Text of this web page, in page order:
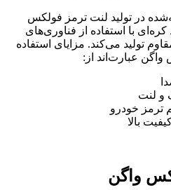
در تولید لنت ترمز فولکس
کره‌ای با استفاده از فناوری‌های
تولید می‌کند. مزایای استفاده
و لنت
ترمز خودرو
بالا
واگن